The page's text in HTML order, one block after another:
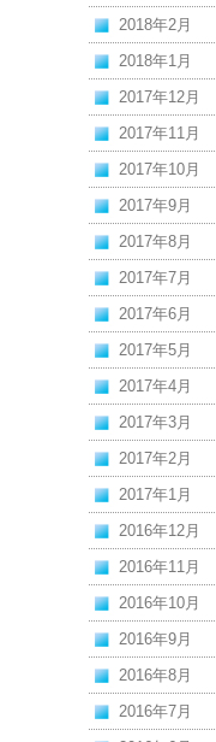
2018年2月
2018年1月
2017年12月
2017年11月
2017年10月
2017年9月
2017年8月
2017年7月
2017年6月
2017年5月
2017年4月
2017年3月
2017年2月
2017年1月
2016年12月
2016年11月
2016年10月
2016年9月
2016年8月
2016年7月